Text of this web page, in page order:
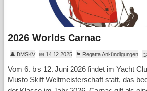
2026 Worlds Carnac
👤 DMSKV 📅 14.12.2025 ⚑ Regatta Ankündigungen 🌫
Vom 6. bis 12. Juni 2026 findet im Yacht
Musto Skiff Weltmeisterschaft statt, das